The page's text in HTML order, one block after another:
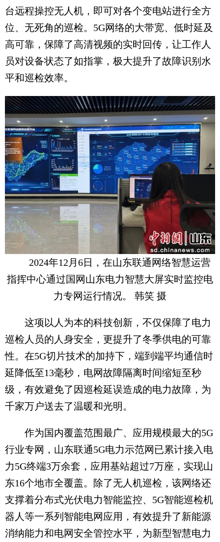
台远程操控无人机，即可对各个变电站进行全方
位、无死角的巡检。5G网络的大带宽、低时延及
高可靠，保障了高清视频的实时回传，让工作人
员对设备状态了如指掌，极大提升了故障识别水
平和巡检效率。
2024年12月6日，在山东联通网络智慧运营
指挥中心通过国网山东电力智慧大屏实时监控电
力专网运行情况。 韩笑 摄
这项以人为本的科技创新，不仅保障了电力
巡检人员的人身安全，更提升了冬季供电的可靠
性。在5G切片技术的加持下，端到端平均通信时
延降低至13毫秒，电网故障隔离时间缩短至秒
级，有效避免了因巡检延误造成的电力故障，为
千家万户送去了温暖和光明。
作为国内覆盖范围最广、应用规模最大的5G
行业专网，山东联通5G电力示范网已累计接入电
力5G终端3万余套，应用基站超过7万座，实现山
东16个地市全覆盖。除了无人机巡检，该网络还
支撑着分布式光伏电力智能监控、5G智能巡检机
器人等一系列智能电网应用，有效提升了新能源
消纳能力和电网安全管控水平，为新型智慧电力